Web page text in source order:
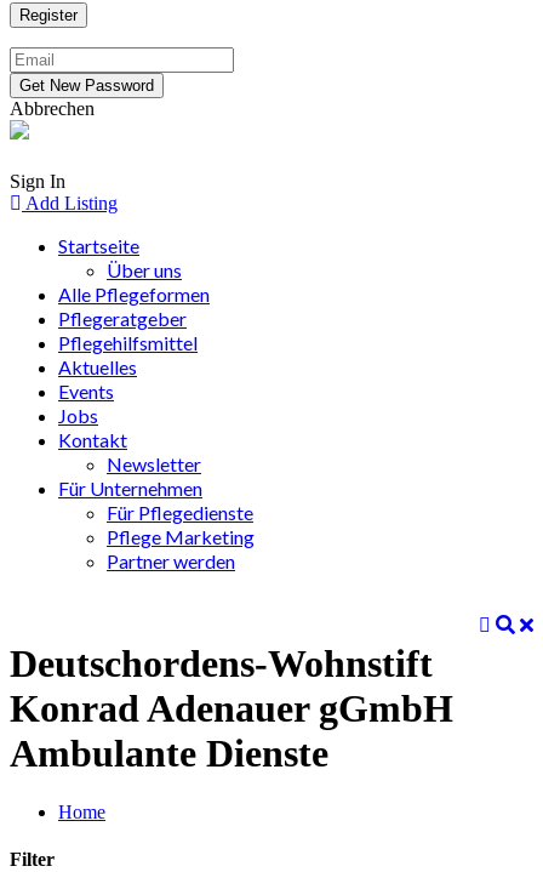
Abbrechen
Sign In
Add Listing
Startseite
Über uns
Alle Pflegeformen
Pflegeratgeber
Pflegehilfsmittel
Aktuelles
Events
Jobs
Kontakt
Newsletter
Für Unternehmen
Für Pflegedienste
Pflege Marketing
Partner werden
Deutschordens-Wohnstift
Konrad Adenauer gGmbH
Ambulante Dienste
Home
Filter